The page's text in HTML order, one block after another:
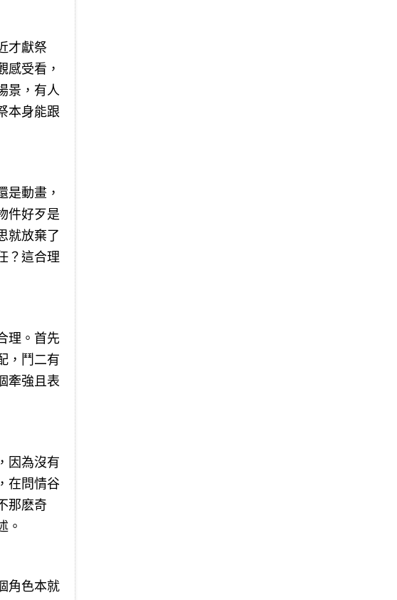
才獻祭
感受看，
景，有人
本身能跟
是動畫，
件好歹是
就放棄了
？這合理
理。首先
，鬥二有
牽強且表
因為沒有
在問情谷
那麽奇
。
角色本就